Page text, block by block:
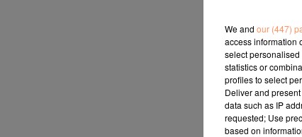
We and our (447)
access information
select
statistics or
profiles to select
Deliver and
data such as IP
requested; Use
based on